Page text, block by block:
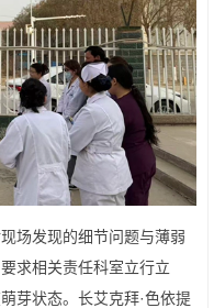
场发现的细节问题与薄弱
求相关责任科室立行立
芽状态。长艾克拜·色依提